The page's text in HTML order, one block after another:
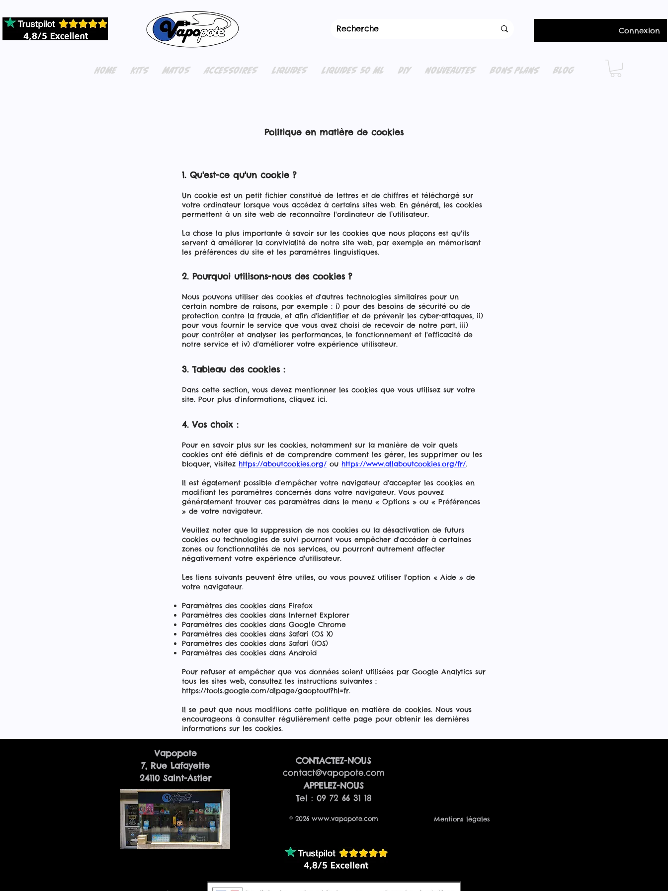
Connexion
HOME KITS MATOS ACCESSOIRES LIQUIDES LIQUIDES 50 ML DIY NOUVEAUTES BONS PLANS BLOG
Politique en matière de cookies
1. Qu'est-ce qu'un cookie ?
Un cookie est un petit fichier constitué de lettres et de chiffres et téléchargé sur
votre ordinateur lorsque vous accédez à certains sites web. En général, les cookies
permettent à un site web de reconnaître l'ordinateur de l’utilisateur.
La chose la plus importante à savoir sur les cookies que nous plaçons est qu'ils
servent à améliorer la convivialité de notre site web, par exemple en mémorisant
les préférences du site et les paramètres linguistiques.
2. Pourquoi utilisons-nous des cookies ?
Nous pouvons utiliser des cookies et d'autres technologies similaires pour un
certain nombre de raisons, par exemple : i) pour des besoins de sécurité ou de
protection contre la fraude, et afin d'identifier et de prévenir les cyber-attaques, ii)
pour vous fournir le service que vous avez choisi de recevoir de notre part, iii)
pour contrôler et analyser les performances, le fonctionnement et l'efficacité de
notre service et iv) d'améliorer votre expérience utilisateur.
3. Tableau des cookies :
Dans cette section, vous devez mentionner les cookies que vous utilisez sur votre
site. Pour plus d'informations, cliquez ici.
4. Vos choix :
Pour en savoir plus sur les cookies, notamment sur la manière de voir quels
cookies ont été définis et de comprendre comment les gérer, les supprimer ou les
bloquer, visitez https://aboutcookies.org/ ou https://www.allaboutcookies.org/fr/.
Il est également possible d'empêcher votre navigateur d'accepter les cookies en
modifiant les paramètres concernés dans votre navigateur. Vous pouvez
généralement trouver ces paramètres dans le menu « Options » ou « Préférences
» de votre navigateur.
Veuillez noter que la suppression de nos cookies ou la désactivation de futurs
cookies ou technologies de suivi pourront vous empêcher d'accéder à certaines
zones ou fonctionnalités de nos services, ou pourront autrement affecter
négativement votre expérience d'utilisateur.
Les liens suivants peuvent être utiles, ou vous pouvez utiliser l'option « Aide » de
votre navigateur.
Paramètres des cookies dans Firefox
Paramètres des cookies dans Internet Explorer
Paramètres des cookies dans Google Chrome
Paramètres des cookies dans Safari (OS X)
Paramètres des cookies dans Safari (iOS)
Paramètres des cookies dans Android
Pour refuser et empêcher que vos données soient utilisées par Google Analytics sur
tous les sites web, consultez les instructions suivantes :
https://tools.google.com/dlpage/gaoptout?hl=fr.
Il se peut que nous modifiions cette politique en matière de cookies. Nous vous
encourageons à consulter régulièrement cette page pour obtenir les dernières
informations sur les cookies.
Vapopote
7, Rue Lafayette
24110 Saint-Astier
CONTACTEZ-NOUS
contact@vapopote.com
​APPELEZ-NOUS
Tel : 09 72 66 31 18
© 2026 www.vapopote.com Mentions légales